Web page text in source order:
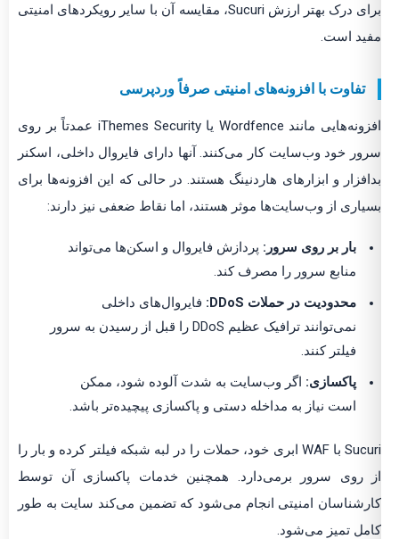
برای درک بهتر ارزش Sucuri، مقایسه آن با سایر رویکردهای امنیتی
مفید است.
تفاوت با افزونه‌های امنیتی صرفاً وردپرسی
افزونه‌هایی مانند Wordfence یا iThemes Security عمدتاً بر روی
سرور خود وب‌سایت کار می‌کنند. آنها دارای فایروال داخلی، اسکنر
بدافزار و ابزارهای هاردنینگ هستند. در حالی که این افزونه‌ها برای
بسیاری از وب‌سایت‌ها موثر هستند، اما نقاط ضعفی نیز دارند:
بار بر روی سرور: پردازش فایروال و اسکن‌ها می‌تواند
منابع سرور را مصرف کند.
محدودیت در حملات DDoS:
فایروال‌های داخلی
نمی‌توانند ترافیک عظیم DDoS را قبل از رسیدن به سرور
فیلتر کنند.
پاکسازی: اگر وب‌سایت به شدت آلوده شود، ممکن
است نیاز به مداخله دستی و پاکسازی پیچیده‌تر باشد.
Sucuri با WAF ابری خود، حملات را در لبه شبکه فیلتر کرده و بار را
از روی سرور برمی‌دارد. همچنین خدمات پاکسازی آن توسط
کارشناسان امنیتی انجام می‌شود که تضمین می‌کند سایت به طور
کامل تمیز می‌شود.